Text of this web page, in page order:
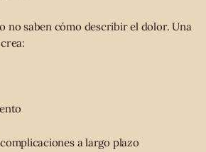
no saben cómo describir el dolor. Una
a largo plazo